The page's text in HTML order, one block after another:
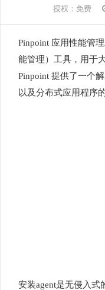
授权：免费
Pinpoint 应用性能管
能管理）工具，用于
Pinpoint 提供了一个
以及分布式应用程序
安装agent是无侵入式